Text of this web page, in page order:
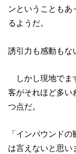
ンということもあ
るようだ。
誘引力も感動もな
しかし現地でま
客がそれほど多い
つ点だ。
「インバウンド
は言えないと思い